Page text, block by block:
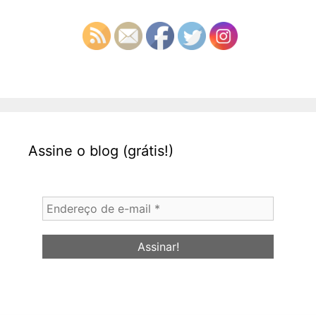
Assine o blog (grátis!)
Endereço
de
e-